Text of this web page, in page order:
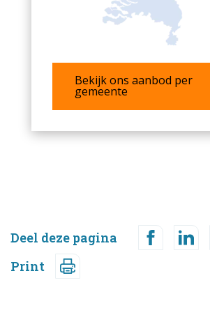
Bekijk ons aanbod per
gemeente
Deel deze pagina
Print